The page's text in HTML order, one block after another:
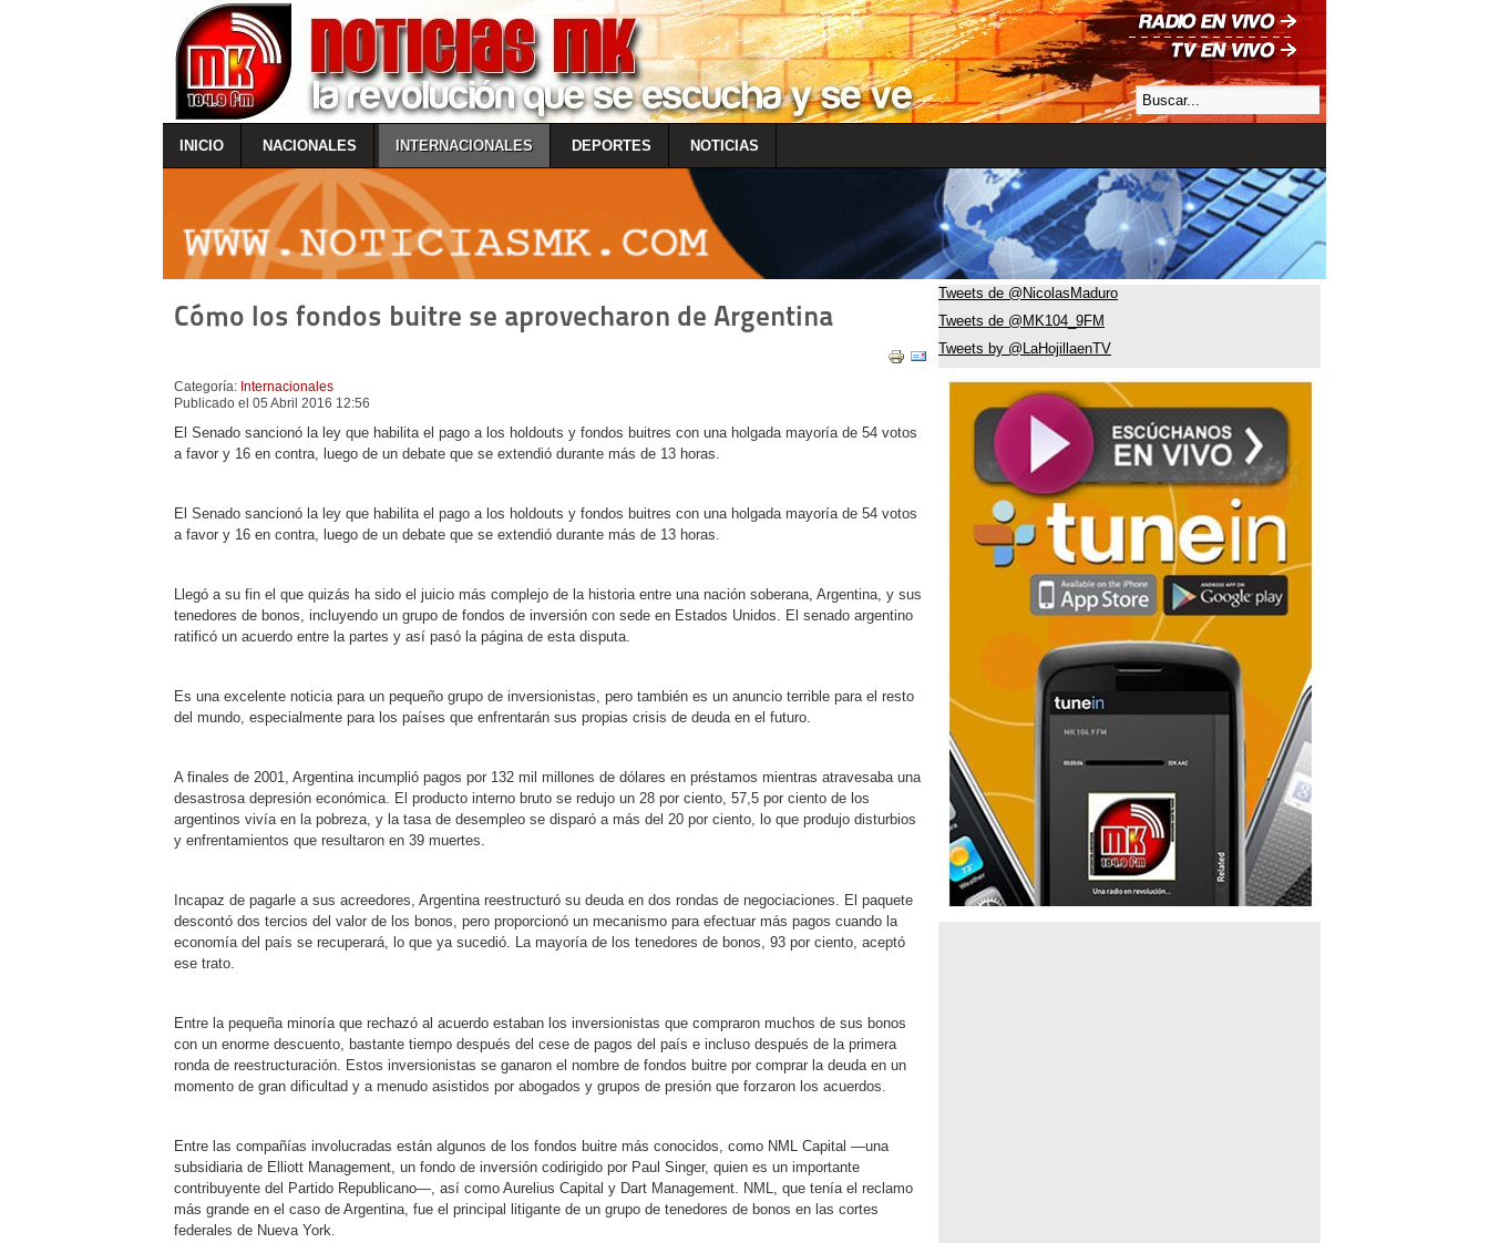
INICIO NACIONALES INTERNACIONALES DEPORTES NOTICIAS
Cómo los fondos buitre se aprovecharon de Argentina
Categoría: Internacionales
Publicado el 05 Abril 2016 12:56
El Senado sancionó la ley que habilita el pago a los holdouts y fondos buitres con una holgada mayoría de 54 votos
a favor y 16 en contra, luego de un debate que se extendió durante más de 13 horas.
El Senado sancionó la ley que habilita el pago a los holdouts y fondos buitres con una holgada mayoría de 54 votos
a favor y 16 en contra, luego de un debate que se extendió durante más de 13 horas.
Llegó a su fin el que quizás ha sido el juicio más complejo de la historia entre una nación soberana, Argentina, y sus
tenedores de bonos, incluyendo un grupo de fondos de inversión con sede en Estados Unidos. El senado argentino
ratificó un acuerdo entre la partes y así pasó la página de esta disputa.
Es una excelente noticia para un pequeño grupo de inversionistas, pero también es un anuncio terrible para el resto
del mundo, especialmente para los países que enfrentarán sus propias crisis de deuda en el futuro.
A finales de 2001, Argentina incumplió pagos por 132 mil millones de dólares en préstamos mientras atravesaba una
desastrosa depresión económica. El producto interno bruto se redujo un 28 por ciento, 57,5 por ciento de los
argentinos vivía en la pobreza, y la tasa de desempleo se disparó a más del 20 por ciento, lo que produjo disturbios
y enfrentamientos que resultaron en 39 muertes.
Incapaz de pagarle a sus acreedores, Argentina reestructuró su deuda en dos rondas de negociaciones. El paquete
descontó dos tercios del valor de los bonos, pero proporcionó un mecanismo para efectuar más pagos cuando la
economía del país se recuperará, lo que ya sucedió. La mayoría de los tenedores de bonos, 93 por ciento, aceptó
ese trato.
Entre la pequeña minoría que rechazó al acuerdo estaban los inversionistas que compraron muchos de sus bonos
con un enorme descuento, bastante tiempo después del cese de pagos del país e incluso después de la primera
ronda de reestructuración. Estos inversionistas se ganaron el nombre de fondos buitre por comprar la deuda en un
momento de gran dificultad y a menudo asistidos por abogados y grupos de presión que forzaron los acuerdos.
Entre las compañías involucradas están algunos de los fondos buitre más conocidos, como NML Capital —una
subsidiaria de Elliott Management, un fondo de inversión codirigido por Paul Singer, quien es un importante
contribuyente del Partido Republicano—, así como Aurelius Capital y Dart Management. NML, que tenía el reclamo
más grande en el caso de Argentina, fue el principal litigante de un grupo de tenedores de bonos en las cortes
federales de Nueva York.
Tweets de @NicolasMaduro
Tweets de @MK104_9FM
Tweets by @LaHojillaenTV